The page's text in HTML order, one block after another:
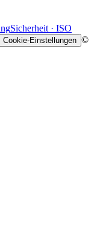
Sicherheit · ISO
Cookie-Einstellungen ©